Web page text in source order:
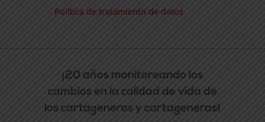
Política de tratamiento de datos
¡20 años monitoreando los
cambios en la calidad de vida de
los cartageneros y cartageneras!